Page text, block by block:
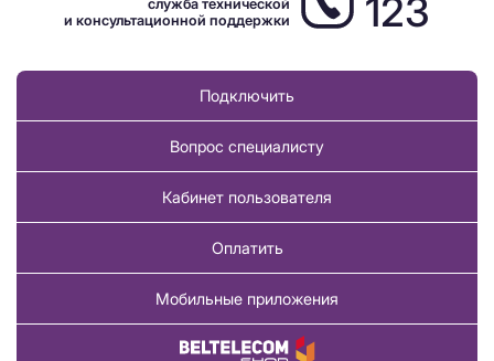
служба технической
и консультационной поддержки
123
Подключить
Вопрос специалисту
Кабинет пользователя
Оплатить
Мобильные приложения
Купить товар